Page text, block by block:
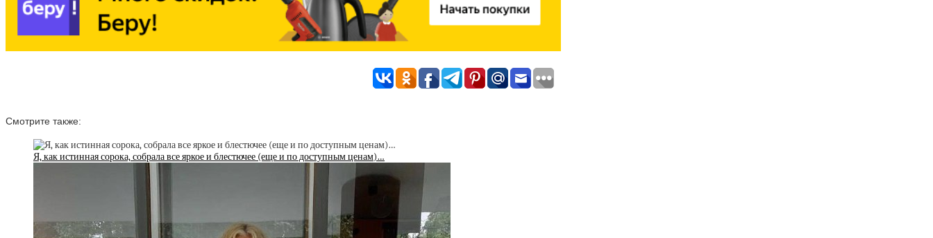
Смотрите также:
Я, как истинная сорока, собрала все яркое и блестючее (еще и по доступным ценам)…